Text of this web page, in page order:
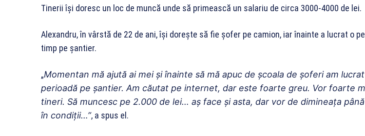
Tinerii își doresc un loc de muncă unde să primească un salariu de circa 3000-4000 de lei.
Alexandru, în vârstă de 22 de ani, își dorește să fie șofer pe camion, iar înainte a lucrat o
timp pe șantier.
„Momentan mă ajută ai mei și înainte să mă apuc de școala de șoferi am
perioadă pe șantier. Am căutat pe internet, dar este foarte greu. Vor foarte
tineri. Să muncesc pe 2.000 de lei… aș face și asta, dar vor de dimineața
în condiții…”, a spus el.